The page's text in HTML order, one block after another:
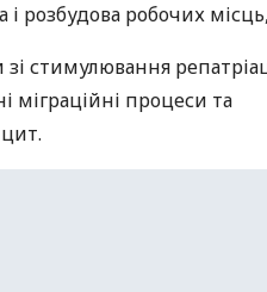
розбудова робочих місць,
стимулювання
міграційні процеси та